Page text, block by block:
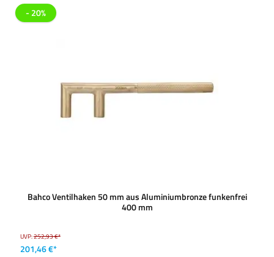
- 20%
Bahco Ventilhaken 50 mm aus Aluminiumbronze funkenfrei
400 mm
UVP:252,93 €*
201,46 €*